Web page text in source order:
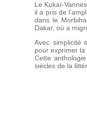
Le Kukaï-
il a pris de
dans le
Dakar, où a
Avec simplicité
pour exprimer
Cette
siècles de la